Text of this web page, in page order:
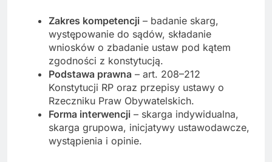
Zakres kompetencji – badanie skarg,
występowanie do sądów, składanie
wniosków o zbadanie ustaw pod kątem
zgodności z konstytucją.
Podstawa prawna – art. 208–212
Konstytucji RP oraz przepisy ustawy o
Rzeczniku Praw Obywatelskich.
Forma interwencji – skarga indywidualna,
skarga grupowa, inicjatywy ustawodawcze,
wystąpienia i opinie.